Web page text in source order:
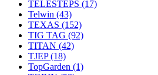
TELESTEPS (17)
Telwin (43)
TEXAS (152)
TIG TAG (92)
TITAN (42)
TJEP(18)
TopGarden (1)